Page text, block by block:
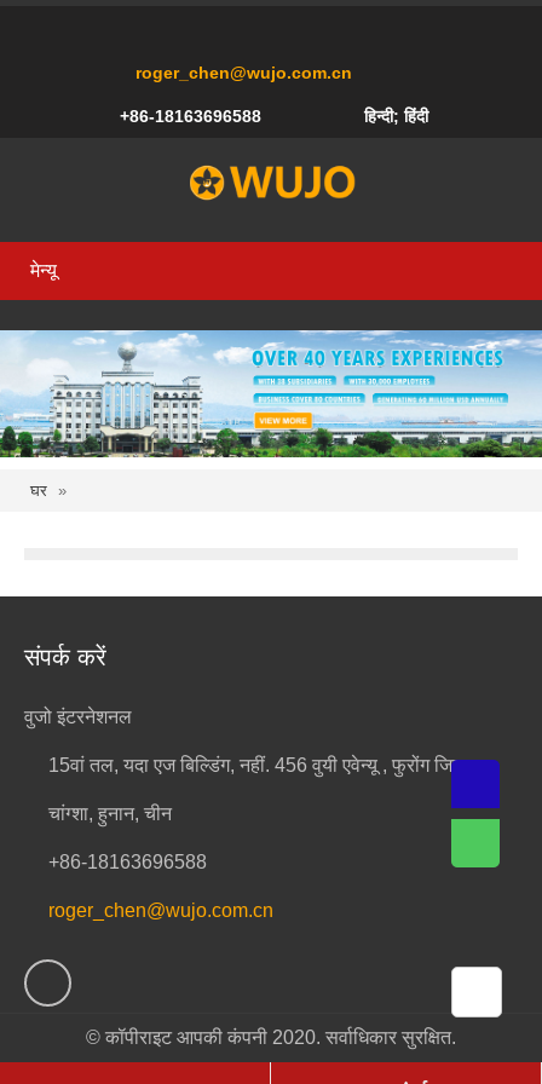
roger_chen@wujo.com.cn
+86-18163696588 हिन्दी; हिंदी
मेन्यू
घर »
संपर्क करें
वुजो इंटरनेशनल
15वां तल, यदा एज बिल्डिंग, नहीं. 456 वुयी एवेन्यू , फुरोंग जिला,
चांग्शा, हुनान, चीन
+86-18163696588
roger_chen@wujo.com.cn
© कॉपीराइट आपकी कंपनी 2020. सर्वाधिकार सुरक्षित.